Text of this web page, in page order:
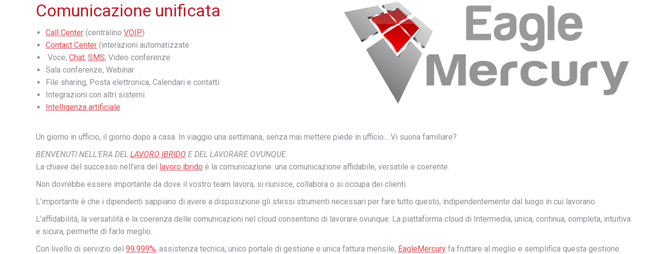
Comunicazione unificata
Call Center (centralino VOIP)
Contact Center (interazioni automatizzate
Voce, Chat, SMS, Video conferenze
Sala conferenze, Webinar
File sharing, Posta elettronica, Calendari e contatti
Integrazioni con altri sistemi
Intelligenza artificiale
Un giorno in ufficio, il giorno dopo a casa. In viaggio una settimana, senza mai mettere piede in ufficio… Vi suona familiare?
BENVENUTI NELL’ERA DEL LAVORO IBRIDO E DEL LAVORARE OVUNQUE.
La chiave del successo nell’era del lavoro ibrido è la comunicazione: una comunicazione affidabile, versatile e coerente.
Non dovrebbe essere importante da dove il vostro team lavora, si riunisce, collabora o si occupa dei clienti.
L’importante è che i dipendenti sappiano di avere a disposizione gli stessi strumenti necessari per fare tutto questo, indipendentemente dal luogo in cui lavorano.
L’affidabilità, la versatilità e la coerenza delle comunicazioni nel cloud consentono di lavorare ovunque. La piattaforma cloud di Intermedia, unica, continua, completa, intuitiva
e sicura, permette di farlo meglio.
Con livello di servizio del 99,999%, assistenza tecnica, unico portale di gestione e unica fattura mensile, EagleMercury fa fruttare al meglio e semplifica questa gestione.